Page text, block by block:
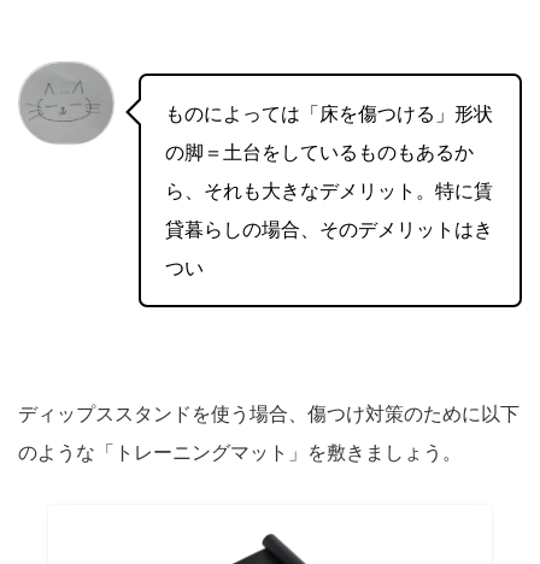
ものによっては「床を傷つける」形状
の脚＝土台をしているものもあるか
ら、それも大きなデメリット。特に賃
貸暮らしの場合、そのデメリットはき
つい
ディップススタンドを使う場合、傷つけ対策のために以下
のような「トレーニングマット」を敷きましょう。